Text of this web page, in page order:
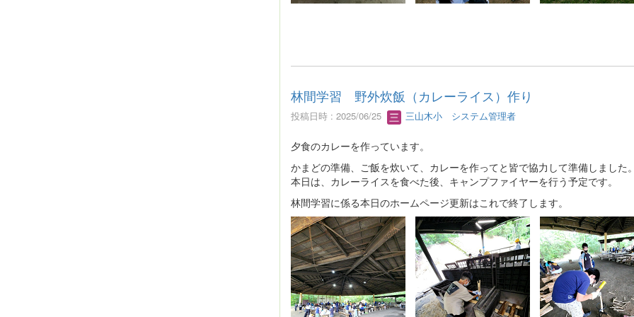
林間学習 野外炊飯（カレーライス）作り
投稿日時 : 2025/06/25 三山木小 システム管理者
夕食のカレーを作っています。
かまどの準備、ご飯を炊いて、カレーを作ってと皆で協力して準備しました
本日は、カレーライスを食べた後、キャンプファイヤーを行う予定です。
林間学習に係る本日のホームページ更新はこれで終了します。